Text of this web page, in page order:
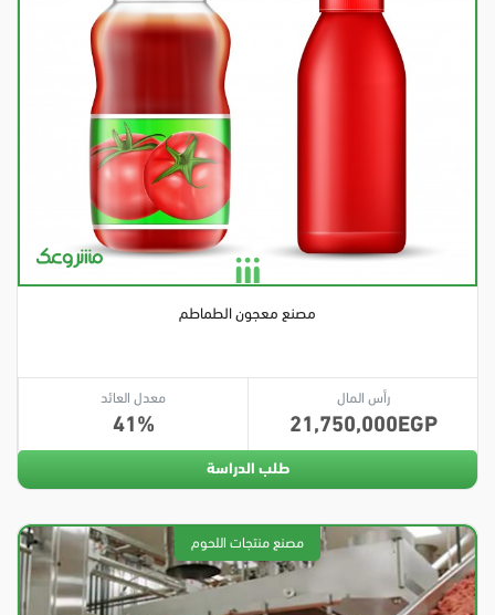
مصنع معجون الطماطم
رأس المال
21,750,000
معدل العائد
41
طلب الدراسة